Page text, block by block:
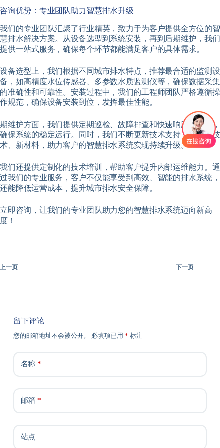
咨询优势：专业团队助力智慧排水升级
我们的专业团队汇聚了行业精英，致力于为客户提供全方位的智
慧排水解决方案。从设备选型到系统安装，再到后期维护，我们
提供一站式服务，确保每个环节都能满足客户的具体需求。
设备选型上，我们根据不同城市排水特点，推荐最合适的监测设
备，如高精度水位传感器、多参数水质监测仪等，确保数据采集
的准确性和可靠性。安装过程中，我们的工程师团队严格遵循操
作规范，确保设备安装到位，发挥最佳性能。
期维护方面，我们提供定期巡检、故障排查和快速响应等服务，
确保系统的稳定运行。同时，我们不断更新技术支持，引入新技
术、新材料，助力客户的智慧排水系统实现持续升级。
我们还提供定制化的技术培训，帮助客户提升内部运维能力。通
过我们的专业服务，客户不仅能享受到高效、智能的排水系统，
还能降低运营成本，提升城市排水安全保障。
立即咨询，让我们的专业团队助力您的智慧排水系统迈向新高
度！
上一页 下一页
留下评论
您的邮箱地址不会被公开。 必填项已用 * 标注
名称*
邮箱 *
站点